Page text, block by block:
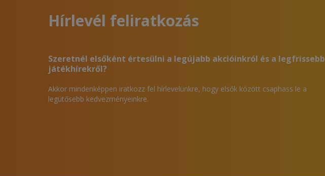
Hírlevél feliratkozás
Szeretnél elsőként értesülni a legújabb akcióinkról és a legfrissebb
játékhírekről?
Akkor mindenképpen iratkozz fel hírlevelünkre, hogy elsők között csaphass le a
legütősebb kedvezményeinkre.